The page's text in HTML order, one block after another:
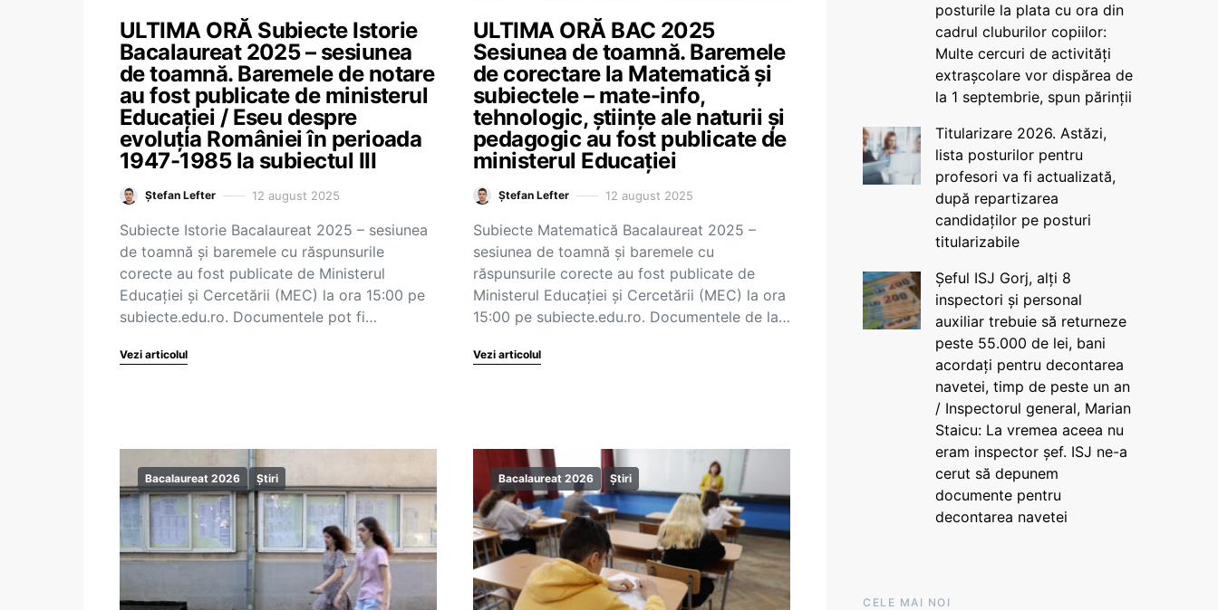
ULTIMA ORĂ Subiecte Istorie
Bacalaureat 2025 – sesiunea
de toamnă. Baremele de notare
au fost publicate de ministerul
Educației / Eseu despre
evoluția României în perioada
1947-1985 la subiectul III
Ștefan Lefter 12 august 2025
Subiecte Istorie Bacalaureat 2025 – sesiunea
de toamnă și baremele cu răspunsurile
corecte au fost publicate de Ministerul
Educației și Cercetării (MEC) la ora 15:00 pe
subiecte.edu.ro. Documentele pot fi…
Vezi articolul
ULTIMA ORĂ BAC 2025
Sesiunea de toamnă. Baremele
de corectare la Matematică și
subiectele – mate-info,
tehnologic, științe ale naturii și
pedagogic au fost publicate de
ministerul Educației
Ștefan Lefter 12 august 2025
Subiecte Matematică Bacalaureat 2025 –
sesiunea de toamnă și baremele cu
răspunsurile corecte au fost publicate de
Ministerul Educației și Cercetării (MEC) la ora
15:00 pe subiecte.edu.ro. Documentele de la…
Vezi articolul
Bacalaureat 2026 Știri Bacalaureat 2026 Știri
posturile la plata cu ora din
cadrul cluburilor copiilor:
Multe cercuri de activități
extrașcolare vor dispărea de
la 1 septembrie, spun părinții
Titularizare 2026. Astăzi,
lista posturilor pentru
profesori va fi actualizată,
după repartizarea
candidaților pe posturi
titularizabile
Șeful ISJ Gorj, alți 8
inspectori și personal
auxiliar trebuie să returneze
peste 55.000 de lei, bani
acordați pentru decontarea
navetei, timp de peste un an
/ Inspectorul general, Marian
Staicu: La vremea aceea nu
eram inspector șef. ISJ ne-a
cerut să depunem
documente pentru
decontarea navetei
CELE MAI NOI